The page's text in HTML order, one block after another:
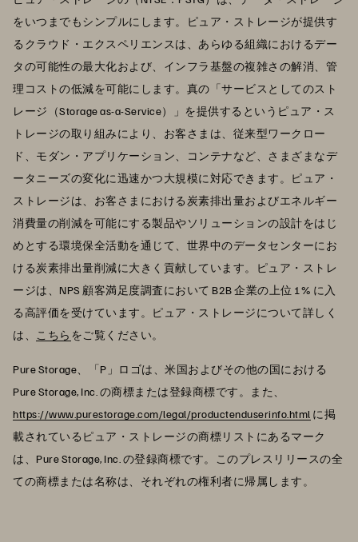
をいつまでもシンプルにします。ピュア・ストレージが提供す
るクラウド・エクスペリエンスは、あらゆる組織におけるデー
タの可能性の最大化および、インフラ基盤の複雑さの解消、管
理コストの低減を可能にします。真の「サービスとしてのスト
レージ（Storage as-a-Service）」を提供するというピュア・ス
トレージの取り組みにより、お客さまは、従来型ワークロー
ド、モダン・アプリケーション、コンテナなど、さまざまなデ
ータニーズの変化に迅速かつ大規模に対応できます。ピュア・
ストレージは、お客さまにおける炭素排出量およびエネルギー
消費量の削減を可能にする製品やソリューションの設計をはじ
めとする環境保全活動を通じて、世界中のデータセンターにお
ける炭素排出量削減に大きく貢献しています。ピュア・ストレ
ージは、NPS 顧客満足度調査において B2B 企業の上位 1% に入
る高評価を受けています。ピュア・ストレージについて詳しく
は、
こちら をご覧ください。
Pure Storage、「P」ロゴは、米国およびその他の国における
Pure Storage, Inc. の商標または登録商標です。また、
https://www.purestorage.com/legal/productenduserinfo.html に掲
載されているピュア・ストレージの商標リストにあるマーク
は、Pure Storage, Inc. の登録商標です。このプレスリリースの全
ての商標または名称は、それぞれの権利者に帰属します。